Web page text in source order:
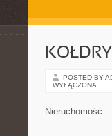
POSTED BY
WYŁĄCZONA
Nieruchomość